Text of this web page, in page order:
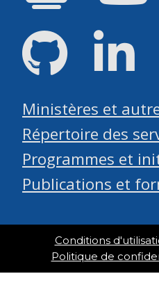
GitHub
Ministères et
Répertoire des
Programmes et
Publications et
Conditions
Politique de